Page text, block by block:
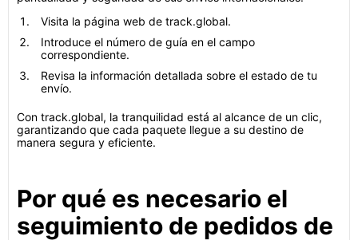
Visita la página web de track.global.
Introduce el número de guía en el campo
correspondiente.
Revisa la información detallada sobre el estado de tu
envío.
Con track.global, la tranquilidad está al alcance de un clic,
garantizando que cada paquete llegue a su destino de
manera segura y eficiente.
Por qué es necesario el
seguimiento de pedidos de